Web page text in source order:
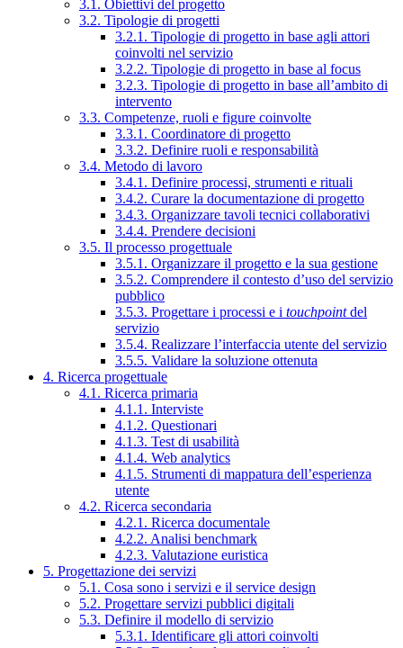
3.1. Obiettivi del progetto
3.2. Tipologie di progetti
3.2.1. Tipologie di progetto in base agli attori
coinvolti nel servizio
3.2.2. Tipologie di progetto in base al focus
3.2.3. Tipologie di progetto in base all’ambito di
intervento
3.3. Competenze, ruoli e figure coinvolte
3.3.1. Coordinatore di progetto
3.3.2. Definire ruoli e responsabilità
3.4. Metodo di lavoro
3.4.1. Definire processi, strumenti e rituali
3.4.2. Curare la documentazione di progetto
3.4.3. Organizzare tavoli tecnici collaborativi
3.4.4. Prendere decisioni
3.5. Il processo progettuale
3.5.1. Organizzare il progetto e la sua gestione
3.5.2. Comprendere il contesto d’uso del servizio
pubblico
3.5.3. Progettare i processi e i touchpointdel
servizio
3.5.4. Realizzare l’interfaccia utente del servizio
3.5.5. Validare la soluzione ottenuta
4. Ricerca progettuale
4.1. Ricerca primaria
4.1.1. Interviste
4.1.2. Questionari
4.1.3. Test di usabilità
4.1.4. Web analytics
4.1.5. Strumenti di mappatura dell’esperienza
utente
4.2. Ricerca secondaria
4.2.1. Ricerca documentale
4.2.2. Analisi benchmark
4.2.3. Valutazione euristica
5. Progettazione dei servizi
5.1. Cosa sono i servizi e il service design
5.2. Progettare servizi pubblici digitali
5.3. Definire il modello di servizio
5.3.1. Identificare gli attori coinvolti